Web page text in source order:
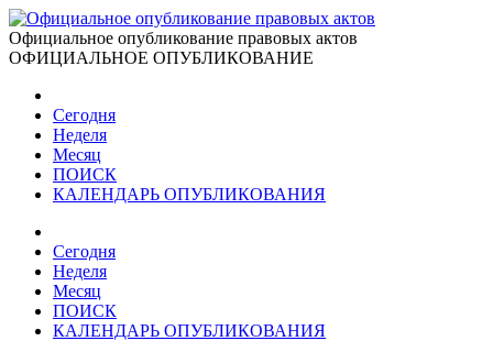
Официальное опубликование правовых актов
ОФИЦИАЛЬНОЕ ОПУБЛИКОВАНИЕ
Сегодня
Неделя
Месяц
ПОИСК
КАЛЕНДАРЬ ОПУБЛИКОВАНИЯ
Сегодня
Неделя
Месяц
ПОИСК
КАЛЕНДАРЬ ОПУБЛИКОВАНИЯ